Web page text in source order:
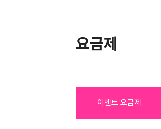
요금제
이벤트 요금제